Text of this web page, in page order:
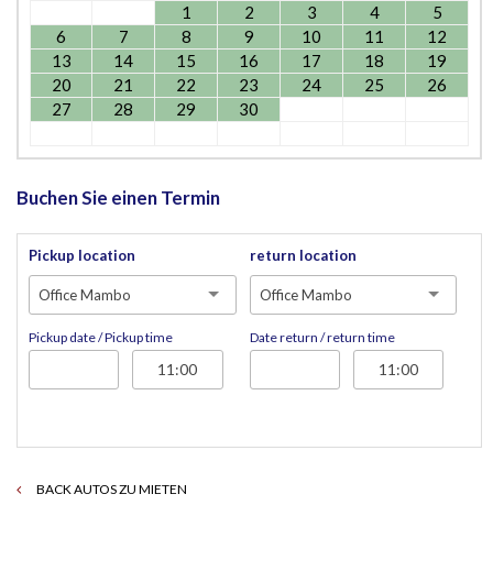
1
2 3 4
5
6
7 8 9 10 11
12
13
14 15 16 17 18
19
20
21 22 23 24 25
26
27
28 29 30
Buchen Sie einen Termin
Pickup location
Office Mambo
Pickup date / Pickup time
return location
Office Mambo
Date return / return time
BACK AUTOS ZU MIETEN